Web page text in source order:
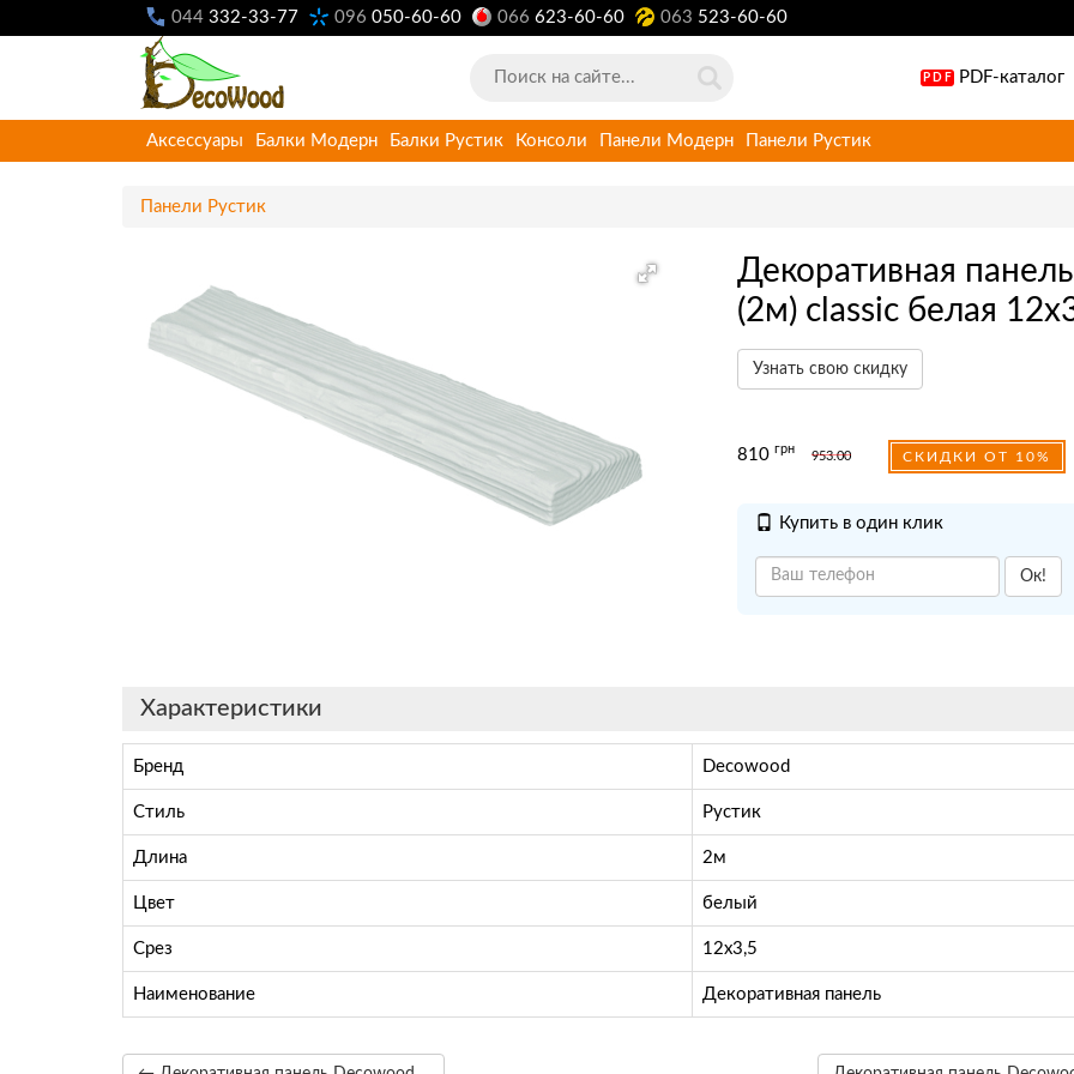
044 332-33-77 096 050-60-60 066 623-60-60 063 523-60-60
PDF PDF-каталог
Аксессуары Балки Модерн Балки Рустик Консоли Панели Модерн Панели Рустик
Панели Рустик
Декоративная
(2м) classic белая
Узнать свою скидку
810 грн
953.00 СКИДКИ ОТ 10%
Купить в один клик
Ок!
Характеристики
Бренд Decowood
Стиль Рустик
Длина 2м
Цвет белый
Срез 12х3,5
Наименование Декоративная панель